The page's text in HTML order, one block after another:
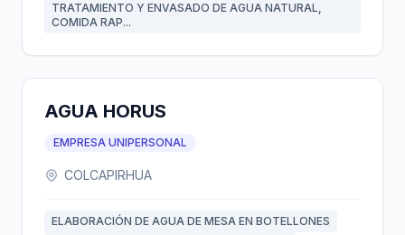
TRATAMIENTO Y ENVASADO DE AGUA NATURAL,
COMIDA RAP...
AGUA HORUS
EMPRESA UNIPERSONAL
COLCAPIRHUA
ELABORACIÓN DE AGUA DE MESA EN BOTELLONES